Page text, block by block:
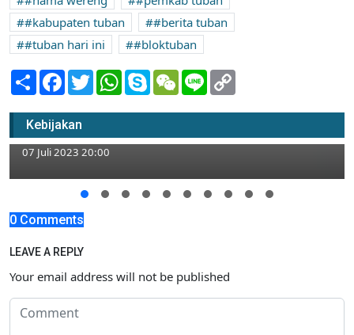
#kabupaten tuban
#berita tuban
#tuban hari ini
#bloktuban
Share Facebook
TwitterWhatsApp
SkypeWeChatLine
Kebijakan
Lelang Pertama Proyek Jembatan
Glendeng Gagal, Bupati Tuban: Akhir Tahun
Ini Selesai
07 Juli 2023 20:00
0 Comments
LEAVE A REPLY
Your email address will not be published